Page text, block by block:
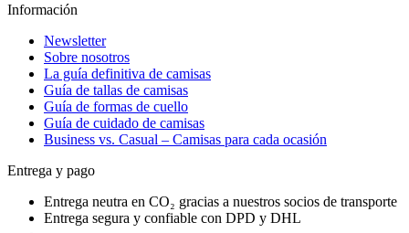
Información
Newsletter
Sobre nosotros
La guía definitiva de camisas
Guía de tallas de camisas
Guía de formas de cuello
Guía de cuidado de camisas
Business vs. Casual – Camisas para cada ocasión
Entrega y pago
Entrega neutra en CO₂ gracias a nuestros socios de transporte
Entrega segura y confiable con DPD y DHL